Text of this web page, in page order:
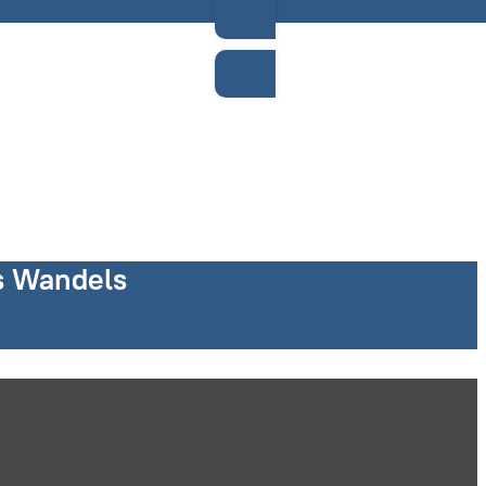
Wandels